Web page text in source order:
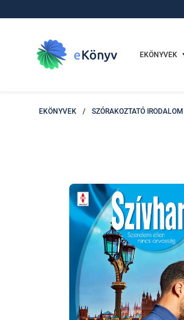
EKÖNYVEK
EKÖNYVEK / SZÓRAKOZTATÓ IRODALOM